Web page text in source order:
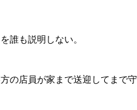
誰も説明しない。
の店員が家まで送迎してまで守